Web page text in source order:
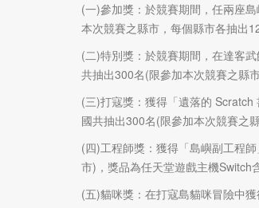
(一)參加獎：於競賽期間，任兩座
本次競賽之縣市，每個縣市各抽出
(二)特別獎：於競賽期間，在達客
共抽出300名(限參加本次競賽之縣市
(三)打寇獎：獲得「遺落的
國共抽出300名(限參加本次競賽之縣
(四)工程師獎：獲得「島嶼副工程
市)，獎品為任天堂遊戲主機Switch
(五)貓咪獎：在打寇島貓咪冒險中